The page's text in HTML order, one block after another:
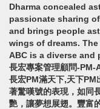
Dharma concealed
passionate sharing
and brings people
wings of dreams.
ABC is a diverse and
長宏專案管理顧問-PM-
長宏PM滿天下,天下PM
著驚嘆號的表現，如同
艷，讓夢想展翅。豐富